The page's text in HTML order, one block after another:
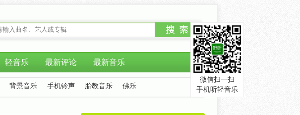
轻音乐 最新评论 最新音乐
背景音乐 手机铃声 胎教音乐 佛乐
微信扫一扫
手机听轻音乐